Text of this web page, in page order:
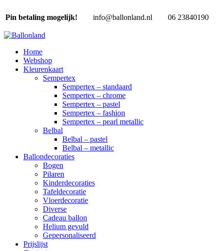
Pin betaling mogelijk! info@ballonland.nl 06 23840190
Home
Webshop
Kleurenkaart
Sempertex
Sempertex – standaard
Sempertex – chrome
Sempertex – pastel
Sempertex – fashion
Sempertex – pearl metallic
Belbal
Belbal – pastel
Belbal – metallic
Ballondecoraties
Bogen
Pilaren
Kinderdecoraties
Tafeldecoratie
Vloerdecoratie
Diverse
Cadeau ballon
Helium gevuld
Gepersonaliseerd
Prijslijst